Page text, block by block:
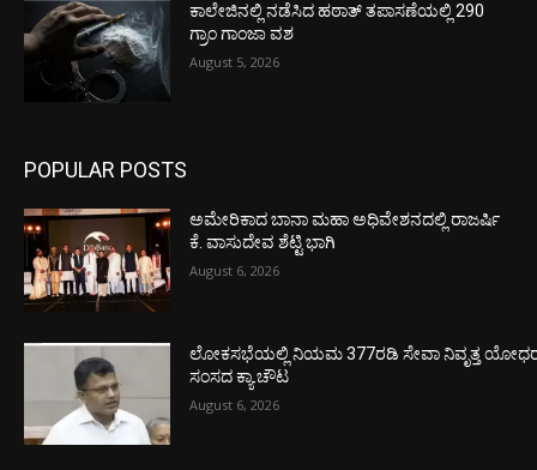
ಕಾಲೇಜಿನಲ್ಲಿ ನಡೆಸಿದ ಹಠಾತ್ ತಪಾಸಣೆಯಲ್ಲಿ 290
ಗ್ರಾಂ ಗಾಂಜಾ ವಶ
August 5, 2026
POPULAR POSTS
ಅಮೇರಿಕಾದ ಬಾನಾ ಮಹಾ ಅಧಿವೇಶನದಲ್ಲಿ ರಾಜರ್ಷಿ
ಕೆ. ವಾಸುದೇವ ಶೆಟ್ಟಿ ಭಾಗಿ
August 6, 2026
ಲೋಕಸಭೆಯಲ್ಲಿ ನಿಯಮ 377ರಡಿ ಸೇವಾ ನಿವೃತ್ತ
ಸಂಸದ ಕ್ಯಾ.ಚೌಟ
August 6, 2026